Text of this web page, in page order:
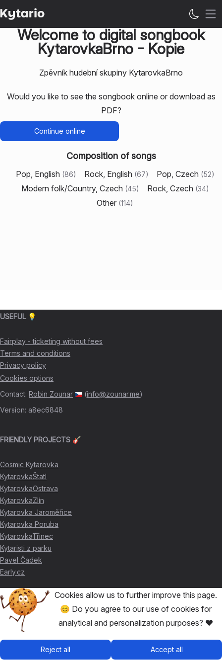
Welcome to digital songbook
KytarovkaBrno - Kopie
Zpěvník hudební skupiny KytarovkaBrno
Would you like to see the songbook online or download as
PDF?
Continue online
Composition of songs
Pop, English (86) Rock, English (67) Pop, Czech (52)
Modern folk/Country, Czech (45) Rock, Czech (34)
Other (114)
USEFUL 💡
Fairplay - ticketing without fees
Terms and conditions
Privacy policy
Cookies options
Contact: Robin Zounar (info@zounar.me)
Version: a8ec6848
FRIENDLY PROJECTS 🎸
Cosmic Kytarovka
KytarovkaŠtatl
KytarovkaOstrava
KytarovkaZlín
Kytarovka Jaroměřice
Kytarovka Poruba
KytarovkaTřinec
Kytaristi z parku
Pavel Čadek
Early.cz
THANKS FOR THE SUPPORT ❤️
David Skácel
Cosmic Kytarovka
🥉 KytarovkaŠtatl
Cookies allow us to further improve this page.
😊 Do you agree to our use of cookies for
analytical and personalization purposes? ❤️
Reject all Accept all